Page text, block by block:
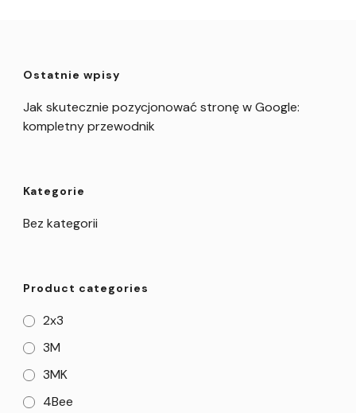
Ostatnie wpisy
Jak skutecznie pozycjonować stronę w Google:
kompletny przewodnik
Kategorie
Bez kategorii
Product categories
2x3
3M
3MK
4Bee